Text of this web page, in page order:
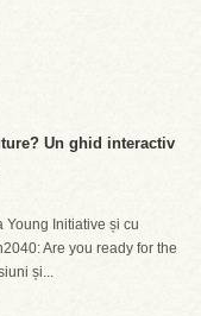
Un ghid interactiv
Young Initiative și cu
Are you ready for the
și...